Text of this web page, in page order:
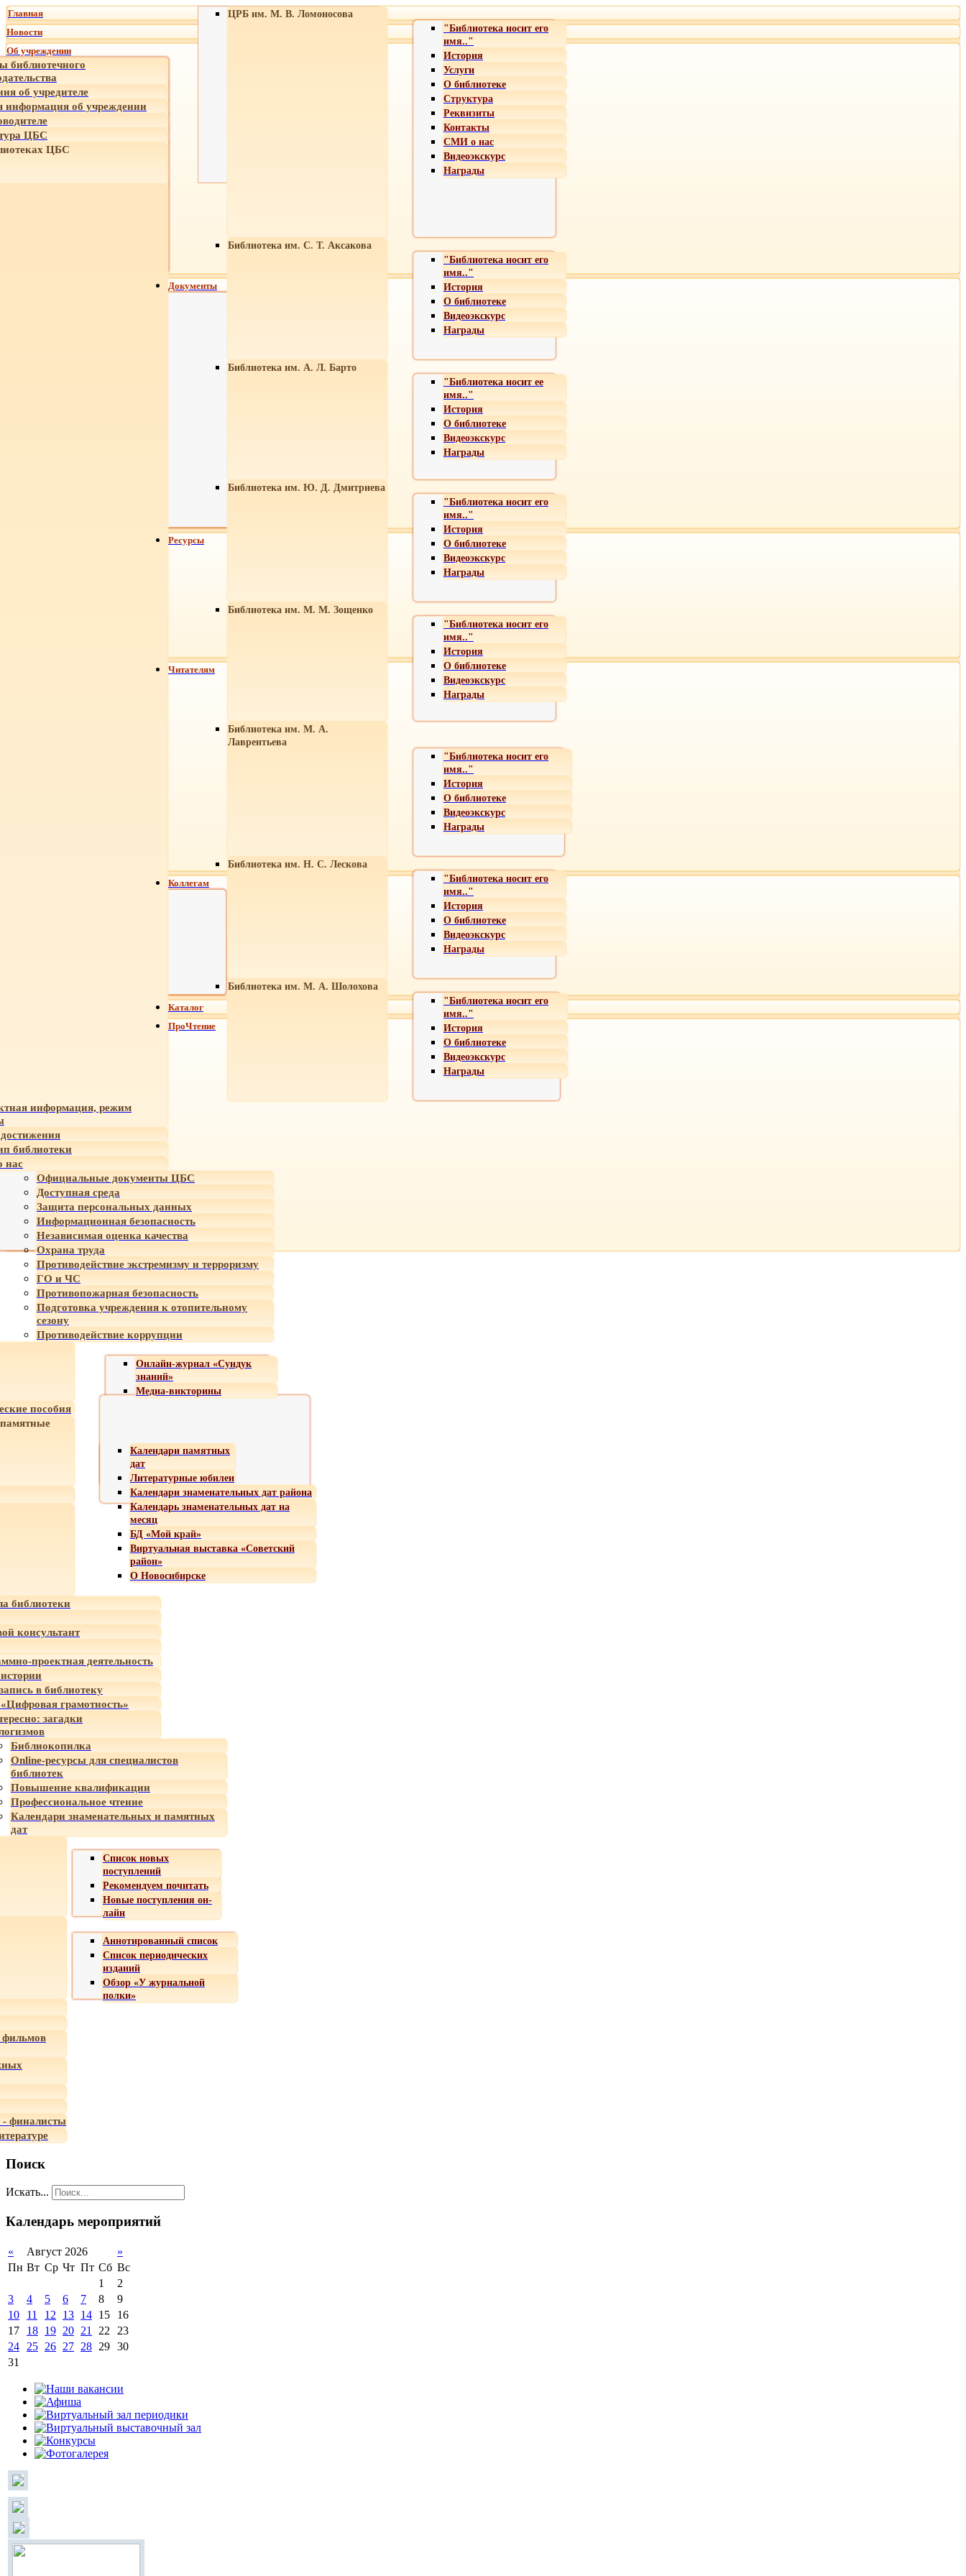
Главная
Новости
Об учреждении
библиотечного
об учредителе
об учреждении
ЦБС
ЦБС
ЦРБ им. М. В. Ломоносова
"Библиотека носит его
имя.."
История
Услуги
О библиотеке
Структура
Реквизиты
Контакты
СМИ о нас
Видеоэкскурс
Награды
Библиотека им. С. Т. Аксакова
"Библиотека носит его
имя.."
История
О библиотеке
Видеоэкскурс
Награды
Библиотека им. А. Л. Барто
"Библиотека носит ее
имя.."
История
О библиотеке
Видеоэкскурс
Награды
Библиотека им. Ю. Д. Дмитриева
"Библиотека носит его
имя.."
История
О библиотеке
Видеоэкскурс
Награды
Библиотека им. М. М. Зощенко
"Библиотека носит его
имя.."
История
О библиотеке
Видеоэкскурс
Награды
Библиотека им. М. А.
Лаврентьева
"Библиотека носит его
имя.."
История
О библиотеке
Видеоэкскурс
Награды
Библиотека им. Н. С. Лескова
"Библиотека носит его
имя.."
История
О библиотеке
Видеоэкскурс
Награды
Библиотека им. М. А. Шолохова
"Библиотека носит его
имя.."
История
О библиотеке
Видеоэкскурс
Награды
информация, режим
библиотеки
нас
Документы
Официальные документы ЦБС
Доступная среда
Защита персональных данных
Информационная безопасность
Независимая оценка качества
Охрана труда
Противодействие экстремизму и терроризму
ГО и ЧС
Противопожарная безопасность
Подготовка учреждения к отопительному
сезону
Противодействие коррупции
Ресурсы
Онлайн-журнал «Сундук
знаний»
Медиа-викторины
пособия
Календари памятных
дат
Литературные юбилеи
Календари знаменательных дат района
Календарь знаменательных дат на
месяц
БД «Мой край»
Виртуальная выставка «Советский
район»
О Новосибирске
Читателям
библиотеки
консультант
проектная деятельность
в библиотеку
грамотность»
загадки
Коллегам
Библиокопилка
Online-ресурсы для специалистов
библиотек
Повышение квалификации
Профессиональное чтение
Календари знаменательных и памятных
дат
Каталог
ПроЧтение
Список новых
поступлений
Рекомендуем почитать
Новые поступления он-
лайн
Аннотированный список
Список периодических
изданий
Обзор «У журнальной
полки»
- финалисты
Поиск
Искать...
Календарь мероприятий
« Август 2026
»
Пн Вт Ср Чт Пт Сб Вс
1
2
3
4 5 6 7 8
9
10
11 12 13 14 15
16
17
18 19 20 21 22
23
24
25 26 27 28 29 30
31